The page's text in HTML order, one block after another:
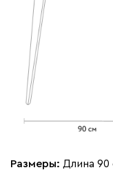
Размеры: Длина 90